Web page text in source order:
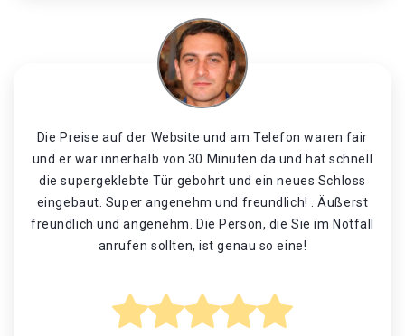
Die Preise auf der Website und am Telefon waren fair
und er war innerhalb von 30 Minuten da und hat schnell
die supergeklebte Tür gebohrt und ein neues Schloss
eingebaut. Super angenehm und freundlich! . Äußerst
freundlich und angenehm. Die Person, die Sie im Notfall
anrufen sollten, ist genau so eine!